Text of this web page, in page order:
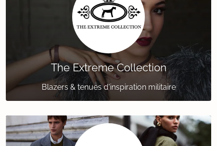
The Extreme Collection
Blazers & tenues d'inspiration militaire